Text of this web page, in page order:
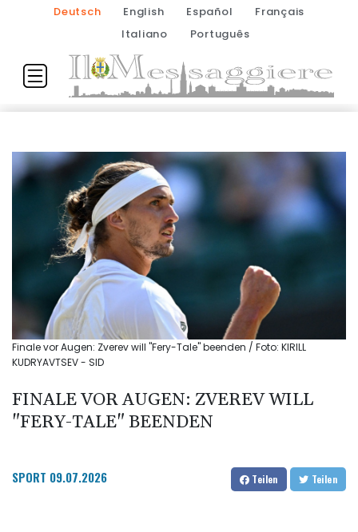
Deutsch English Español
Français
Italiano
Português
Finale vor Augen: Zverev will "Fery-Tale" beenden / Foto: KIRILL
KUDRYAVTSEV - SID
FINALE VOR AUGEN: ZVEREV WILL
"FERY-TALE" BEENDEN
SPORT 09.07.2026 Teilen Teilen